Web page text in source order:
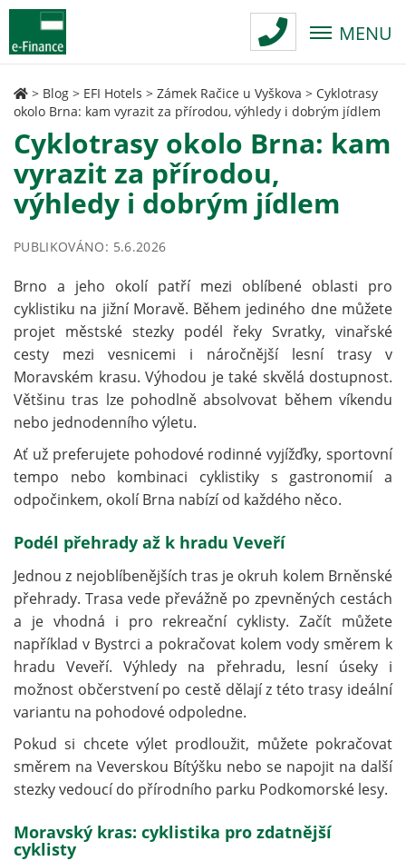
MENU
> Blog > EFI Hotels > Zámek Račice u Vyškova > Cyklotrasy
okolo Brna: kam vyrazit za přírodou, výhledy i dobrým jídlem
Cyklotrasy okolo Brna: kam
vyrazit za přírodou,
výhledy i dobrým jídlem
PUBLIKOVÁNO: 5.6.2026
Brno a jeho okolí patří mezi oblíbené oblasti pro
cyklistiku na jižní Moravě. Během jediného dne můžete
projet městské stezky podél řeky Svratky, vinařské
cesty mezi vesnicemi i náročnější lesní trasy v
Moravském krasu. Výhodou je také skvělá dostupnost.
Většinu tras lze pohodlně absolvovat během víkendu
nebo jednodenního výletu.
Ať už preferujete pohodové rodinné vyjížďky, sportovní
tempo nebo kombinaci cyklistiky s gastronomií a
odpočinkem, okolí Brna nabízí od každého něco.
Podél přehrady až k hradu Veveří
Jednou z nejoblíbenějších tras je okruh kolem Brněnské
přehrady. Trasa vede převážně po zpevněných cestách
a je vhodná i pro rekreační cyklisty. Začít můžete
například v Bystrci a pokračovat kolem vody směrem k
hradu Veveří. Výhledy na přehradu, lesní úseky i
možnost občerstvení po cestě dělají z této trasy ideální
variantu na pohodové odpoledne.
Pokud si chcete výlet prodloužit, můžete pokračovat
směrem na Veverskou Bítýšku nebo se napojit na další
stezky vedoucí do přírodního parku Podkomorské lesy.
Moravský kras: cyklistika pro zdatnější
cyklisty